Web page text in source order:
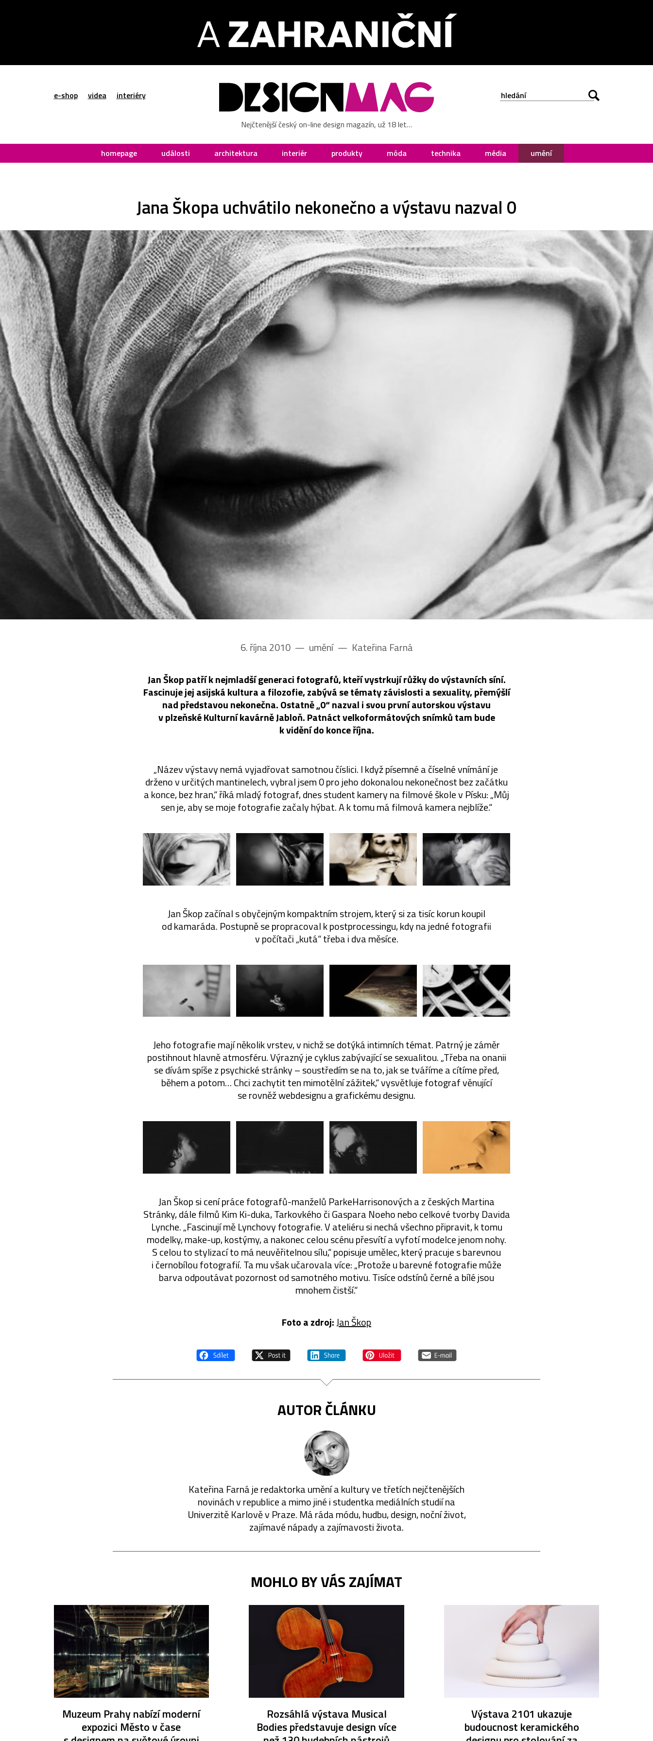
e-shop videa interiéry
Nejčtenější český on-line design magazín, už 18 let…
homepage události architektura interiér produkty móda technika média umění
Jana Škopa uchvátilo nekonečno a výstavu nazval 0
6. října 2010 –– umění –– Kateřina Farná
Jan Škop patří k nejmladší generaci fotografů, kteří vystrkují růžky do výstavních síní.
Fascinuje jej asijská kultura a filozofie, zabývá se tématy závislosti a sexuality, přemýšlí
nad představou nekonečna. Ostatně „0“ nazval i svou první autorskou výstavu
v plzeňské Kulturní kavárně Jabloň. Patnáct velkoformátových snímků tam bude
k vidění do konce října.
„Název výstavy nemá vyjadřovat samotnou číslici. I když písemné a číselné vnímání je
drženo v určitých mantinelech, vybral jsem 0 pro jeho dokonalou nekonečnost bez začátku
a konce, bez hran,“ říká mladý fotograf, dnes student kamery na filmové škole v Písku: „Můj
sen je, aby se moje fotografie začaly hýbat. A k tomu má filmová kamera nejblíže.“
Jan Škop začínal s obyčejným kompaktním strojem, který si za tisíc korun koupil
od kamaráda. Postupně se propracoval k postprocessingu, kdy na jedné fotografii
v počítači „kutá“ třeba i dva měsíce.
Jeho fotografie mají několik vrstev, v nichž se dotýká intimních témat. Patrný je záměr
postihnout hlavně atmosféru. Výrazný je cyklus zabývající se sexualitou. „Třeba na onanii
se dívám spíše z psychické stránky – soustředím se na to, jak se tváříme a cítíme před,
během a potom… Chci zachytit ten mimotělní zážitek,“ vysvětluje fotograf věnující
se rovněž webdesignu a grafickému designu.
Jan Škop si cení práce fotografů-manželů ParkeHarrisonových a z českých Martina
Stránky, dále filmů Kim Ki-duka, Tarkovkého či Gaspara Noeho nebo celkové tvorby Davida
Lynche. „Fascinují mě Lynchovy fotografie. V ateliéru si nechá všechno připravit, k tomu
modelky, make-up, kostýmy, a nakonec celou scénu přesvítí a vyfotí modelce jenom nohy.
S celou to stylizací to má neuvěřitelnou sílu,“ popisuje umělec, který pracuje s barevnou
i černobílou fotografií. Ta mu však učarovala více: „Protože u barevné fotografie může
barva odpoutávat pozornost od samotného motivu. Tisíce odstínů černé a bílé jsou
mnohem čistší.“
Foto a zdroj:Jan Škop
AUTOR ČLÁNKU
Kateřina Farná je redaktorka umění a kultury ve třetích nejčtenějších
novinách v republice a mimo jiné i studentka mediálních studií na
Univerzitě Karlově v Praze. Má ráda módu, hudbu, design, noční život,
zajímavé nápady a zajímavosti života.
MOHLO BY VÁS ZAJÍMAT
Muzeum Prahy nabízí moderní
expozici Město v čase
Rozsáhlá výstava Musical
Bodies představuje design více
Výstava 2101 ukazuje
budoucnost keramického